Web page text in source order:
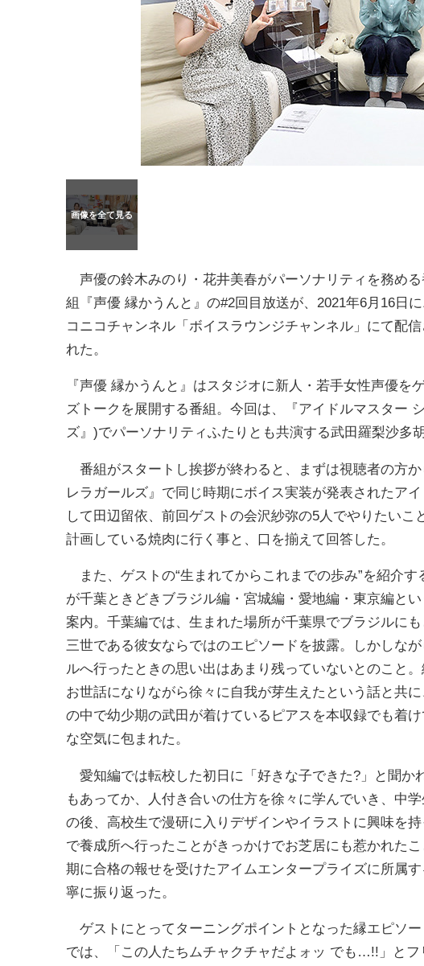
声優の鈴木みのり・花井美春がパーソナリティを務める
組『声優 縁かうんと』の#2回目放送が、2021年6月16日に
コニコチャンネル「ボイスラウンジチャンネル」にて配信
れた。
『声優 縁かうんと』はスタジオに新人・若手女性声優
ズトークを展開する番組。今回は、『アイドルマスター
ズ』)でパーソナリティふたりとも共演する武田羅梨沙多
番組がスタートし挨拶が終わると、まずは視聴者の方
レラガールズ』で同じ時期にボイス実装が発表されたア
して田辺留依、前回ゲストの会沢紗弥の5人でやりたい
計画している焼肉に行く事と、口を揃えて回答した。
また、ゲストの“生まれてからこれまでの歩み”を紹介
が千葉ときどきブラジル編・宮城編・愛地編・東京編と
案内。千葉編では、生まれた場所が千葉県でブラジルに
三世である彼女ならではのエピソードを披露。しかしな
ルへ行ったときの思い出はあまり残っていないとのこと
お世話になりながら徐々に自我が芽生えたという話と共
の中で幼少期の武田が着けているピアスを本収録でも着
な空気に包まれた。
愛知編では転校した初日に「好きな子できた?」と聞か
もあってか、人付き合いの仕方を徐々に学んでいき、中
の後、高校生で漫研に入りデザインやイラストに興味を
で養成所へ行ったことがきっかけでお芝居にも惹かれた
期に合格の報せを受けたアイムエンタープライズに所属
寧に振り返った。
ゲストにとってターニングポイントとなった縁エピソ
では、「この人たちムチャクチャだよォッ でも…!!」と